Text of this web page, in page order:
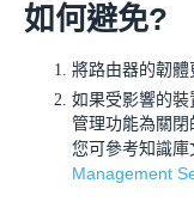
如何避免?
將路由器的韌體
如果受影響的
管理功能為關閉
您可參考知識庫
Management